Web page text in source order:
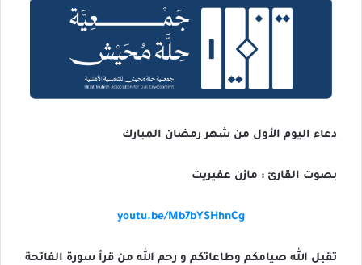
دعاء اليوم الأول من شهر رمضان المبارك
بصوت القارئ : مازن عفيريت
youtu.be/Mb7bYSHhnCg
تقبل الله صيامكم وطاعاتكم و رحم الله من قرأ سورة الفاتحة